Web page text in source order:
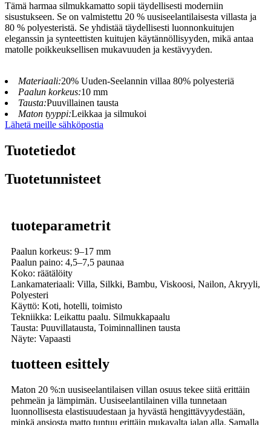
Tämä harmaa silmukkamatto sopii täydellisesti moderniin
sisustukseen. Se on valmistettu 20 % uusiseelantilaisesta villasta ja
80 % polyesteristä. Se yhdistää täydellisesti luonnonkuitujen
eleganssin ja synteettisten kuitujen käytännöllisyyden, mikä antaa
matolle poikkeuksellisen mukavuuden ja kestävyyden.
Materiaali:20% Uuden-Seelannin villaa 80% polyesteriä
Paalun korkeus:10 mm
Tausta:Puuvillainen tausta
Maton tyyppi:Leikkaa ja silmukoi
Lähetä meille sähköpostia
Tuotetiedot
Tuotetunnisteet
tuoteparametrit
Paalun korkeus: 9–17 mm
Paalun paino: 4,5–7,5 paunaa
Koko: räätälöity
Lankamateriaali: Villa, Silkki, Bambu, Viskoosi, Nailon, Akryyli,
Polyesteri
Käyttö: Koti, hotelli, toimisto
Tekniikka: Leikattu paalu. Silmukkapaalu
Tausta: Puuvillatausta, Toiminnallinen tausta
Näyte: Vapaasti
tuotteen esittely
Maton 20 %:n uusiseelantilaisen villan osuus tekee siitä erittäin
pehmeän ja lämpimän. Uusiseelantilainen villa tunnetaan
luonnollisesta elastisuudestaan ​​ja hyvästä hengittävyydestään,
minkä ansiosta matto tuntuu erittäin mukavalta jalan alla. Samalla